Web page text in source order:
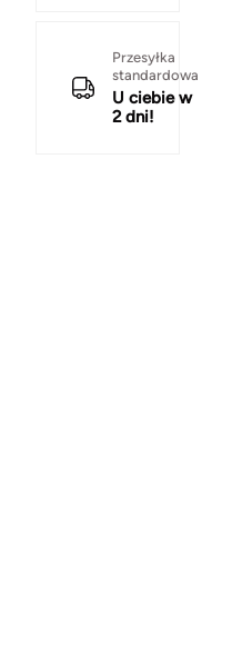
Przesyłka
standardowa
U ciebie w
2 dni!